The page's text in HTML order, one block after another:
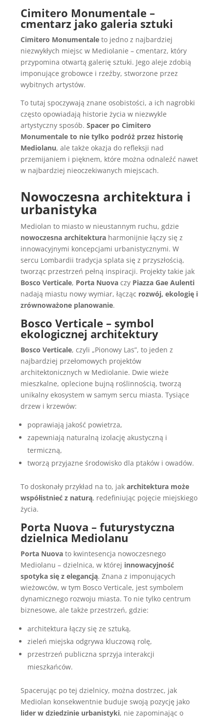
Cimitero Monumentale –
cmentarz jako galeria sztuki
Cimitero Monumentale to jedno z najbardziej
niezwykłych miejsc w Mediolanie – cmentarz, który
przypomina otwartą galerię sztuki. Jego aleje zdobią
imponujące grobowce i rzeźby, stworzone przez
wybitnych artystów.
To tutaj spoczywają znane osobistości, a ich nagrobki
często opowiadają historie życia w niezwykle
artystyczny sposób.Spacer po Cimitero
Monumentale to nie tylko podróż przez historię
Mediolanu, ale także okazja do refleksji nad
przemijaniem i pięknem, które można odnaleźć nawet
w najbardziej nieoczekiwanych miejscach.
Nowoczesna architektura i
urbanistyka
Mediolan to miasto w nieustannym ruchu, gdzie
nowoczesna architektura harmonijnie łączy się z
innowacyjnymi koncepcjami urbanistycznymi. W
sercu Lombardii tradycja splata się z przyszłością,
tworząc przestrzeń pełną inspiracji. Projekty takie jak
Bosco Verticale, Porta Nuova czy Piazza Gae Aulenti
nadają miastu nowy wymiar, łącząc rozwój, ekologię i
zrównoważone planowanie.
Bosco Verticale – symbol
ekologicznej architektury
Bosco Verticale, czyli „Pionowy Las”, to jeden z
najbardziej przełomowych projektów
architektonicznych w Mediolanie. Dwie wieże
mieszkalne, oplecione bujną roślinnością, tworzą
unikalny ekosystem w samym sercu miasta. Tysiące
drzew i krzewów:
poprawiają jakość powietrza,
zapewniają naturalną izolację akustyczną i
termiczną,
tworzą przyjazne środowisko dla ptaków i owadów.
To doskonały przykład na to, jakarchitektura może
współistnieć z naturą, redefiniując pojęcie miejskiego
życia.
Porta Nuova – futurystyczna
dzielnica Mediolanu
Porta Nuova to kwintesencja nowoczesnego
Mediolanu – dzielnica, w której innowacyjność
spotyka się z elegancją. Znana z imponujących
wieżowców, w tym Bosco Verticale, jest symbolem
dynamicznego rozwoju miasta. To nie tylko centrum
biznesowe, ale także przestrzeń, gdzie:
architektura łączy się ze sztuką,
zieleń miejska odgrywa kluczową rolę,
przestrzeń publiczna sprzyja interakcji
mieszkańców.
Spacerując po tej dzielnicy, można dostrzec, jak
Mediolan konsekwentnie buduje swoją pozycję jako
lider w dziedzinie urbanistyki, nie zapominając o